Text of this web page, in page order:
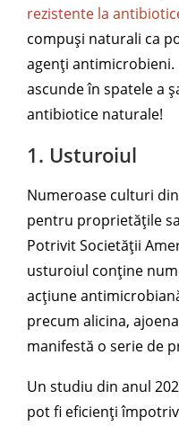
rezistente la
compuși naturali ca
agenți antimicrobieni.
ascunde în spatele a
antibiotice naturale!
1. Usturoiul
Numeroase culturi
pentru proprietățile
Potrivit Societății
usturoiul conține
acțiune
precum alicina,
manifestă o serie de
Un studiu din anul
pot fi eficienți